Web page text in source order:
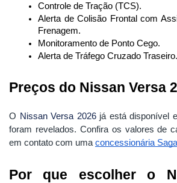
Controle de Tração (TCS).
Alerta de Colisão Frontal com
Frenagem.
Monitoramento de Ponto Cego.
Alerta de Tráfego Cruzado Traseiro.
Preços do Nissan Versa
O Nissan Versa 2026já está disponível
foram revelados. Confira os valores de
em contato com uma concessionária
Por que escolher o